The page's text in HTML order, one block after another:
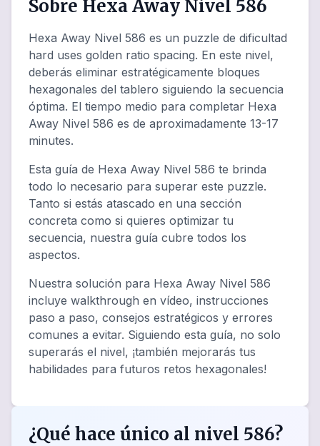
Sobre Hexa Away Nivel 586
Hexa Away Nivel 586 es un puzzle de dificultad
hard uses golden ratio spacing. En este nivel,
deberás eliminar estratégicamente bloques
hexagonales del tablero siguiendo la secuencia
óptima. El tiempo medio para completar Hexa
Away Nivel 586 es de aproximadamente 13-17
minutes.
Esta guía de Hexa Away Nivel 586 te brinda
todo lo necesario para superar este puzzle.
Tanto si estás atascado en una sección
concreta como si quieres optimizar tu
secuencia, nuestra guía cubre todos los
aspectos.
Nuestra solución para Hexa Away Nivel 586
incluye walkthrough en vídeo, instrucciones
paso a paso, consejos estratégicos y errores
comunes a evitar. Siguiendo esta guía, no solo
superarás el nivel, ¡también mejorarás tus
habilidades para futuros retos hexagonales!
¿Qué hace único al nivel 586?